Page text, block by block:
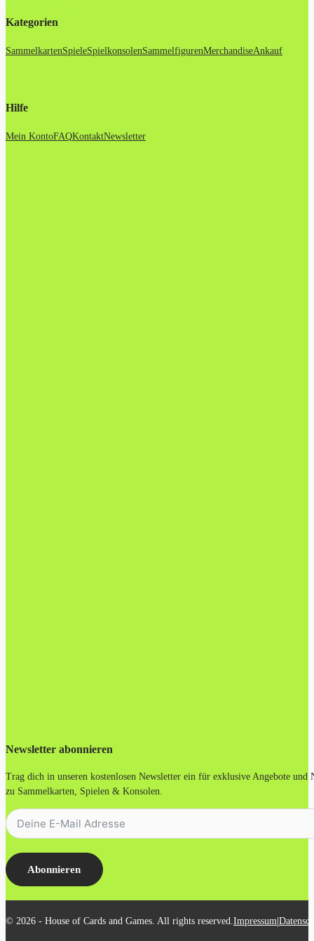
Kategorien
SammelkartenSpieleSpielkonsolenSammelfigurenMerchandiseAnkauf
Hilfe
Mein KontoFAQKontaktNewsletter
Newsletter abonnieren
Trag dich in unseren kostenlosen Newsletter ein für exklusive Angebote und
zu Sammelkarten, Spielen & Konsolen.
Abonnieren
© 2026 - House of Cards and Games. All rights reserved.Impressum|